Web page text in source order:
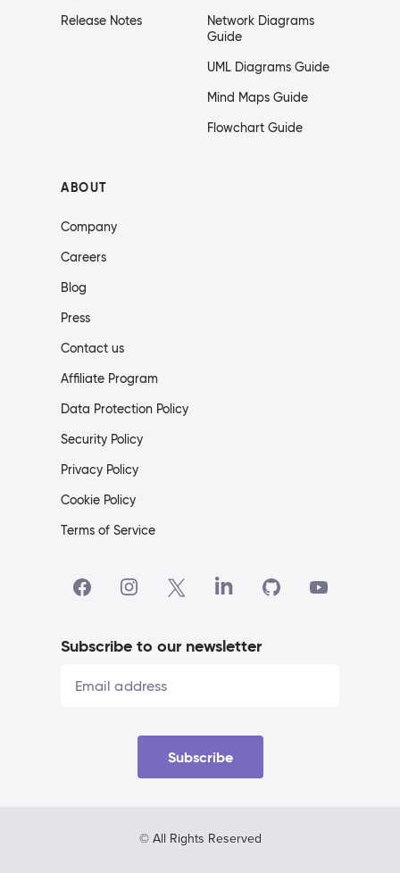
Release Notes
Network Diagrams
Guide
UML Diagrams Guide
Mind Maps Guide
Flowchart Guide
ABOUT
Company
Careers
Blog
Press
Contact us
Affiliate Program
Data Protection Policy
Security Policy
Privacy Policy
Cookie Policy
Terms of Service
Subscribe to our newsletter
Subscribe
© All Rights Reserved